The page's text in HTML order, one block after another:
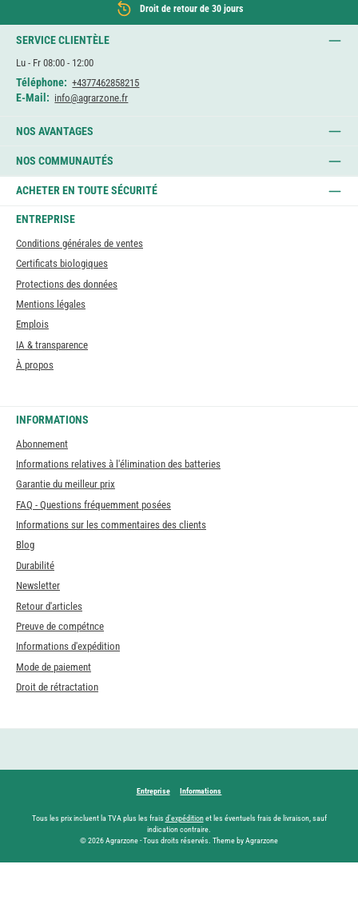
Droit de retour de 30 jours
SERVICE CLIENTÈLE
Lu - Fr 08:00 - 12:00
Téléphone: +4377462858215
E-Mail: info@agrarzone.fr
NOS AVANTAGES
NOS COMMUNAUTÉS
ACHETER EN TOUTE SÉCURITÉ
ENTREPRISE
Conditions générales de ventes
Certificats biologiques
Protections des données
Mentions légales
Emplois
IA & transparence
À propos
INFORMATIONS
Abonnement
Informations relatives à l'élimination des batteries
Garantie du meilleur prix
FAQ - Questions fréquemment posées
Informations sur les commentaires des clients
Blog
Durabilité
Newsletter
Retour d'articles
Preuve de compétnce
Informations d'expédition
Mode de paiement
Droit de rétractation
Entreprise Informations
Tous les prix incluent la TVA plus les frais d'expéditionet les éventuels frais de livraison, sauf
indication contraire.
© 2026 Agrarzone - Tous droits réservés. Theme by Agrarzone